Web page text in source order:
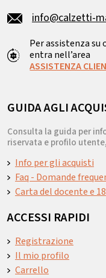
info@calzetti-
Per assistenza
entra nell’area
ASSISTENZA
GUIDA AGLI
Consulta la guida per
riservata e profilo
Info per gli acquisti
Faq - Domande
Carta del docente e
ACCESSI RAPIDI
Registrazione
Il mio profilo
Carrello